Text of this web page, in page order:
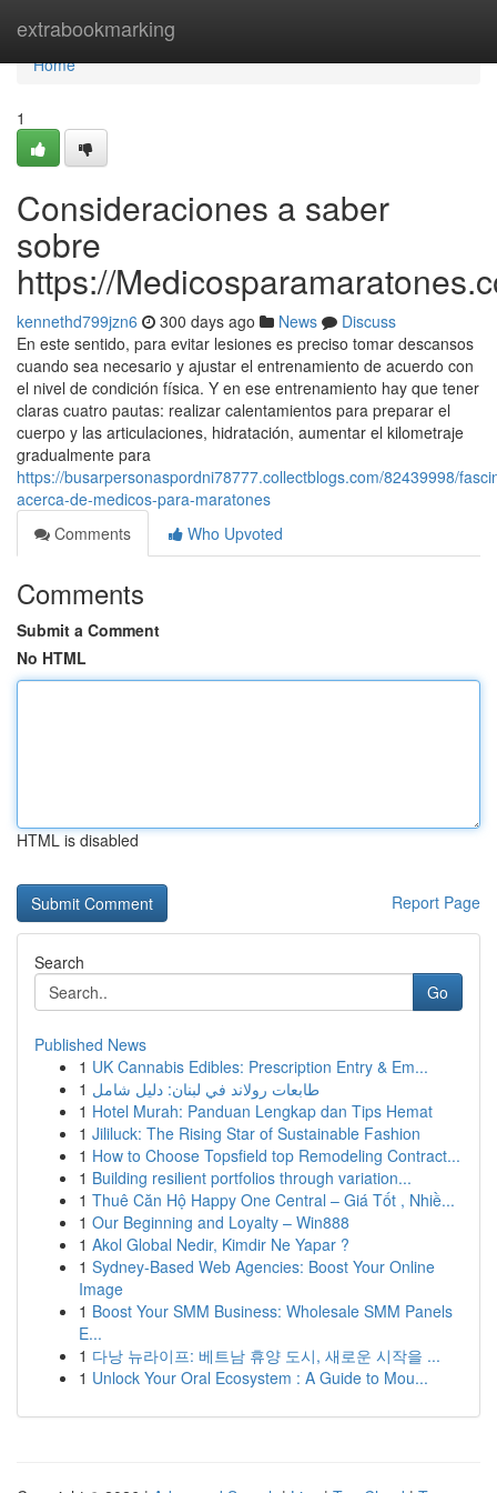
extrabookmarking
Home
Home
1
Consideraciones a saber
sobre
https://
kennethd799jzn6 300 days ago News
Discuss
En este sentido, para evitar lesiones es preciso tomar descansos
cuando sea necesario y ajustar el entrenamiento de acuerdo con
el nivel de condición física. Y en ese entrenamiento hay que tener
claras cuatro pautas: realizar calentamientos para preparar el
cuerpo y las articulaciones, hidratación, aumentar el kilometraje
gradualmente para
https://busarpersonaspordni78777.collectblogs.com/82439998/
acerca-de-medicos-para-maratones
Comments
Who Upvoted
Comments
Submit a Comment
No HTML
HTML is disabled
Report Page
Search
Go
Published News
1 UK Cannabis Edibles: Prescription Entry & Em...
1 طابعات رولاند في لبنان: دليل شامل
1 Hotel Murah: Panduan Lengkap dan Tips Hemat
1 Jililuck: The Rising Star of Sustainable Fashion
1 How to Choose Topsfield top Remodeling Contract...
1 Building resilient portfolios through variation...
1 Thuê Căn Hộ Happy One Central – Giá Tốt , Nhiề...
1 Our Beginning and Loyalty – Win888
1 Akol Global Nedir, Kimdir Ne Yapar ?
1 Sydney-Based Web Agencies: Boost Your Online
Image
1 Boost Your SMM Business: Wholesale SMM Panels
E...
1 다낭 뉴라이프: 베트남 휴양 도시, 새로운 시작을 ...
1 Unlock Your Oral Ecosystem : A Guide to Mou...